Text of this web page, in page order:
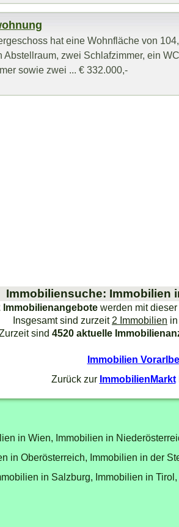
hat eine Wohnfläche von
zwei Schlafzimmer, ein
sowie zwei ... € 332.000,-
Immobiliensuche: Immobilien
Immobilienangebote werden mit
Insgesamt sind zurzeit 2 Immobilien
sind 4520 aktuelle
Immobilien
Zurück zur ImmobilienMarkt
in Wien, Immobilien in
in Oberösterreich, Immobilien in der
in Salzburg, Immobilien in Tirol,